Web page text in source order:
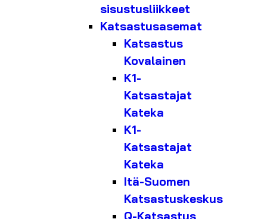
sisustusliikkeet
Katsastusasemat
Katsastus
Kovalainen
K1-
Katsastajat
Kateka
K1-
Katsastajat
Kateka
Itä-Suomen
Katsastuskeskus
Q-Katsastus